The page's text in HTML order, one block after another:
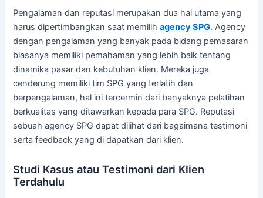
Pengalaman dan reputasi merupakan dua hal utama yang
harus dipertimbangkan saat memilihagency SPG. Agency
dengan pengalaman yang banyak pada bidang pemasaran
biasanya memiliki pemahaman yang lebih baik tentang
dinamika pasar dan kebutuhan klien. Mereka juga
cenderung memiliki tim SPG yang terlatih dan
berpengalaman, hal ini tercermin dari banyaknya pelatihan
berkualitas yang ditawarkan kepada para SPG. Reputasi
sebuah agency SPG dapat dilihat dari bagaimana testimoni
serta feedback yang di dapatkan dari klien.
Studi Kasus atau Testimoni dari Klien
Terdahulu